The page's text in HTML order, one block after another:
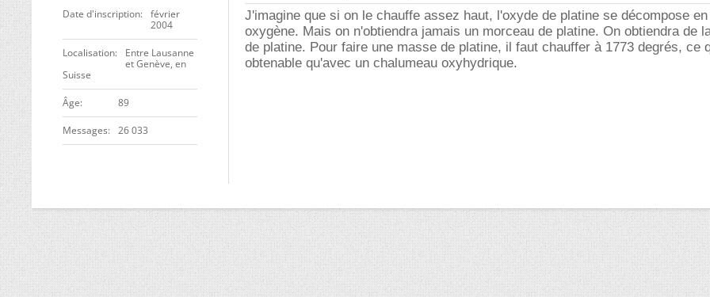
Date d'inscription
février
2004
Localisation
Entre Lausanne
et Genève, en
Suisse
ge 89
Messages 26 033
J'imagine que si on le chauffe assez haut, l'oxyde de platine se décompose
oxygène. Mais on n'obtiendra jamais un morceau de platine. On obtiendra de
de platine. Pour faire une masse de platine, il faut chauffer à 1773 degrés, ce
obtenable qu'avec un chalumeau oxyhydrique.